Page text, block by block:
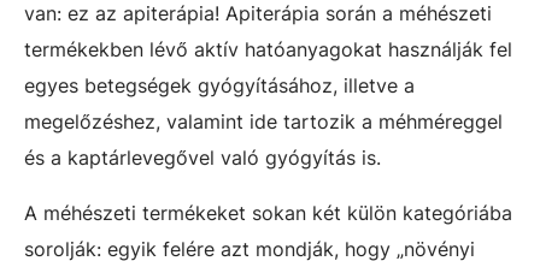
van: ez az apiterápia! Apiterápia során a méhészeti
termékekben lévő aktív hatóanyagokat használják fel
egyes betegségek gyógyításához, illetve a
megelőzéshez, valamint ide tartozik a méhméreggel
és a kaptárlevegővel való gyógyítás is.
A méhészeti termékeket sokan két külön kategóriába
sorolják: egyik felére azt mondják, hogy „növényi